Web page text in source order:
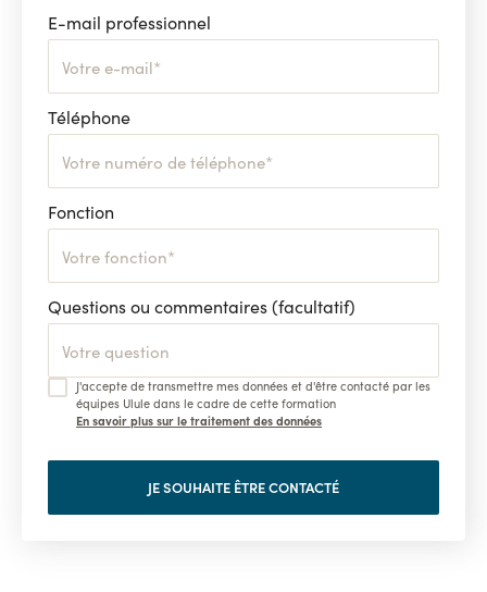
E-mail professionnel
Téléphone
Fonction
Questions ou commentaires (facultatif)
J'accepte de transmettre mes données et d'être contacté par les
équipes Ulule dans le cadre de cette formation
En savoir plus sur le traitement des données